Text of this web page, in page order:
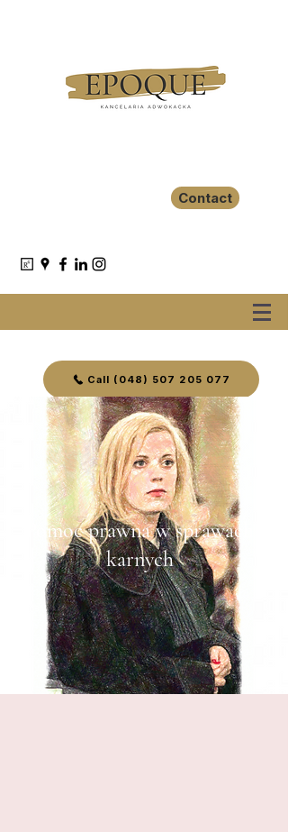
Contact
Call (048) 507 205 077
Pomoc prawna w sprawach
karnych